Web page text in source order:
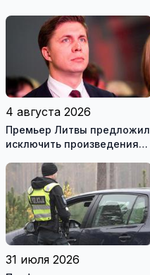
4 августа 2026
Премьер Литвы предложил
исключить произведения
рекомендуемой
литературы
31 июля 2026